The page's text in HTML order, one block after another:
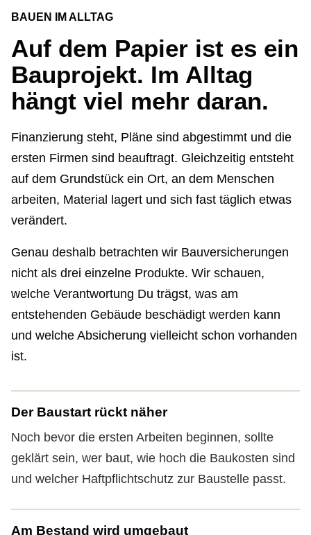
BAUEN IM ALLTAG
Auf dem Papier ist es ein
Bauprojekt. Im Alltag
hängt viel mehr daran.
Finanzierung steht, Pläne sind abgestimmt und die
ersten Firmen sind beauftragt. Gleichzeitig entsteht
auf dem Grundstück ein Ort, an dem Menschen
arbeiten, Material lagert und sich fast täglich etwas
verändert.
Genau deshalb betrachten wir Bauversicherungen
nicht als drei einzelne Produkte. Wir schauen,
welche Verantwortung Du trägst, was am
entstehenden Gebäude beschädigt werden kann
und welche Absicherung vielleicht schon vorhanden
ist.
Der Baustart rückt näher
Noch bevor die ersten Arbeiten beginnen, sollte
geklärt sein, wer baut, wie hoch die Baukosten sind
und welcher Haft­pflichtschutz zur Baustelle passt.
Am Bestand wird umgebaut